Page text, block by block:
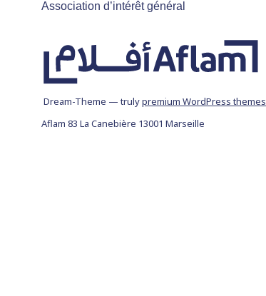
Association d’intérêt général
Dream-Theme — trulypremium WordPress themes
Aflam 83 La Canebière 13001 Marseille